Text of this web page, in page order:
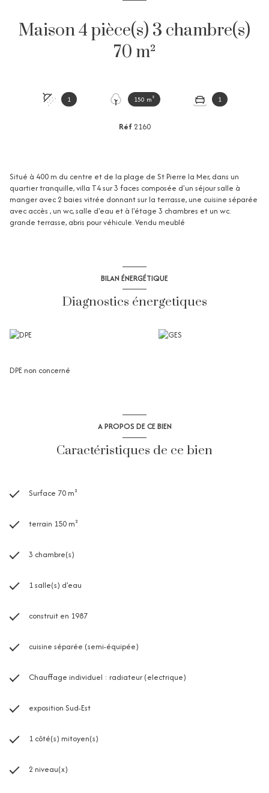
Maison 4 pièce(s) 3 chambre(s)
70 m²
1 150 m² 1
Réf 2160
Situé à 400 m du centre et de la plage de St Pierre la Mer, dans un
quartier tranquille, villa T4 sur 3 faces composée d'un séjour salle à
manger avec 2 baies vitrée donnant sur la terrasse, une cuisine séparée
avec accès , un wc, salle d'eau et à l'étage 3 chambres et un wc.
grande terrasse, abris pour véhicule. Vendu meublé
BILAN ÉNERGÉTIQUE
Diagnostics énergetiques
DPE non concerné
A PROPOS DE CE BIEN
Caractéristiques de ce bien
Surface 70 m²
terrain 150 m²
3 chambre(s)
1 salle(s) d'eau
construit en 1987
cuisine séparée (semi-équipée)
Chauffage individuel : radiateur (electrique)
exposition Sud-Est
1 côté(s) mitoyen(s)
2 niveau(x)